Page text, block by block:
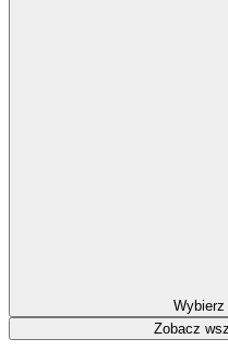
Zobacz